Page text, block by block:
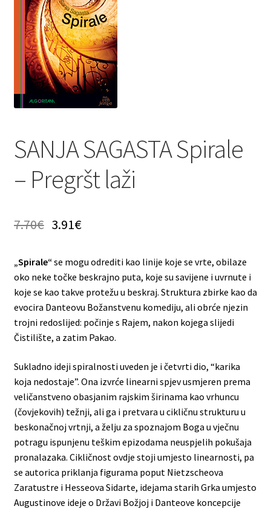
Privatnost podataka
Terms of Use
Uvjeti prodaje i dostava
SANJA SAGASTA Spirale
– Pregršt laži
7.70€ 3.91€
„Spirale“se mogu odrediti kao linije koje se vrte, obilaze
oko neke točke beskrajno puta, koje su savijene i uvrnute i
koje se kao takve protežu u beskraj. Struktura zbirke kao da
evocira Danteovu Božanstvenu komediju, ali obrće njezin
trojni redoslijed: počinje s Rajem, nakon kojega slijedi
Čistilište, a zatim Pakao.
Sukladno ideji spiralnosti uveden je i četvrti dio, “karika
koja nedostaje”. Ona izvrće linearni spjev usmjeren prema
veličanstveno obasjanim rajskim širinama kao vrhuncu
(čovjekovih) težnji, ali ga i pretvara u cikličnu strukturu u
beskonačnoj vrtnji, a želju za spoznajom Boga u vječnu
potragu ispunjenu teškim epizodama neuspjelih pokušaja
pronalazaka. Cikličnost ovdje stoji umjesto linearnosti, pa
se autorica priklanja figurama poput Nietzscheova
Zaratustre i Hesseova Sidarte, idejama starih Grka umjesto
Augustinove ideje o Državi Božjoj i Danteove koncepcije